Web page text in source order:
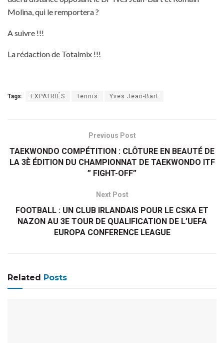
Molina, qui le remportera ?
A suivre !!!
La rédaction de Totalmix !!!
Tags: EXPATRIÉS Tennis Yves Jean-Bart
Previous Post
TAEKWONDO COMPÉTITION : CLÔTURE EN BEAUTÉ DE
LA 3È ÉDITION DU CHAMPIONNAT DE TAEKWONDO ITF
” FIGHT-OFF”
Next Post
FOOTBALL : UN CLUB IRLANDAIS POUR LE CSKA ET
NAZON AU 3E TOUR DE QUALIFICATION DE L’UEFA
EUROPA CONFERENCE LEAGUE
Related Posts